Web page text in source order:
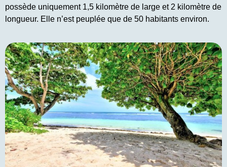
possède uniquement 1,5 kilomètre de large et 2 kilomètre de
longueur. Elle n’est peuplée que de 50 habitants environ.